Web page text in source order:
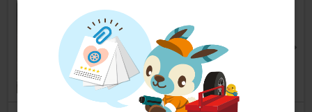
マフラー(タイプ2)
モンキー
-HIKO-さん
25